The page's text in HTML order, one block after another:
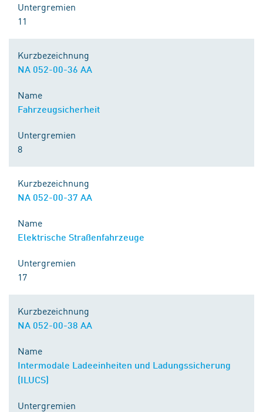
Untergremien
11
Kurzbezeichnung
NA 052-00-36 AA
Name
Fahrzeugsicherheit
Untergremien
8
Kurzbezeichnung
NA 052-00-37 AA
Name
Elektrische Straßenfahrzeuge
Untergremien
17
Kurzbezeichnung
NA 052-00-38 AA
Name
Intermodale Ladeeinheiten und Ladungssicherung
(ILUCS)
Untergremien